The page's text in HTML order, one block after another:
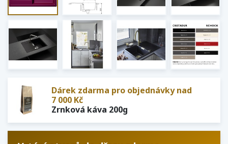
Dárek zdarma pro objednávky nad
7 000 Kč
Zrnková káva 200g